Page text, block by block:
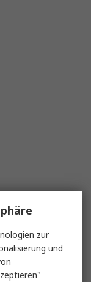
zur
und